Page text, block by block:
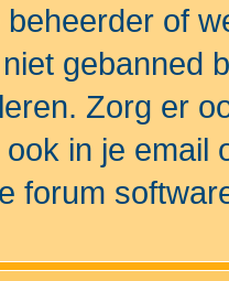
of
gebanned
Zorg er
in je email
forum